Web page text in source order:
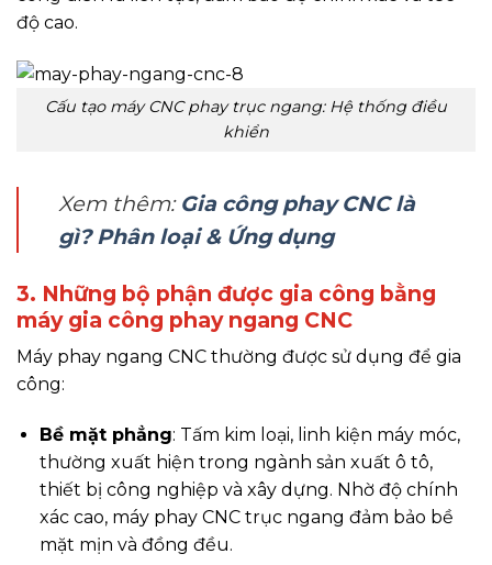
độ cao.
Cấu tạo máy CNC phay trục ngang: Hệ thống điều
khiển
Xem thêm: Gia công phay CNC là
gì? Phân loại & Ứng dụng
3. Những bộ phận được gia công bằng
máy gia công phay ngang CNC
Máy phay ngang CNC thường được sử dụng để gia
công:
Bề mặt phẳng: Tấm kim loại, linh kiện máy móc,
thường xuất hiện trong ngành sản xuất ô tô,
thiết bị công nghiệp và xây dựng. Nhờ độ chính
xác cao, máy phay CNC trục ngang đảm bảo bề
mặt mịn và đồng đều.